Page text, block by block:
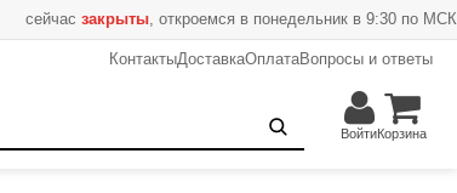
сейчас закрыты, откроемся в понедельник в 9:30 по МСК
КонтактыДоставкаОплатаВопросы и ответы
ВойтиКорзина
+ В корзину